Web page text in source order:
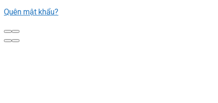
Quên mật khẩu?